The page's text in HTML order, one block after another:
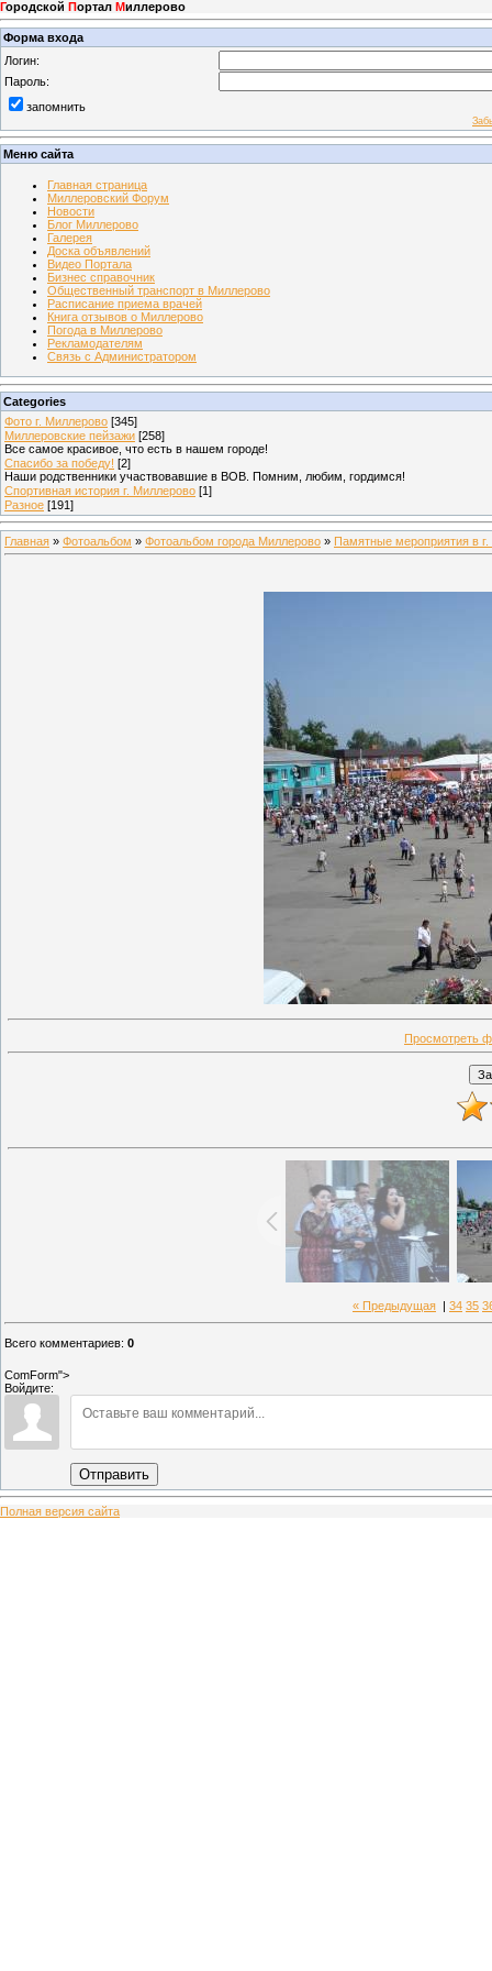
Городской Портал Миллерово
Форма входа
Логин:
Пароль:
запомнить
Меню сайта
Главная страница
Миллеровский Форум
Новости
Блог Миллерово
Галерея
Доска объявлений
Видео Портала
Бизнес справочник
Общественный транспорт в Миллерово
Расписание приема врачей
Книга отзывов о Миллерово
Погода в Миллерово
Рекламодателям
Связь с Администратором
Categories
Фото г. Миллерово [345]
Миллеровские пейзажи [258]
Все самое красивое, что есть в нашем городе!
Спасибо за победу! [2]
Наши родственники участвовавшие в ВОВ. Помним, любим, гордимся!
Спортивная история г. Миллерово [1]
Разное [191]
Главная » Фотоальбом » Фотоальбом города Миллерово » Памятные мероприятия в
Просмотреть
« Предыдущая 34 35
Всего комментариев: 0
ComForm">
Войдите:
Отправить
Полная версия сайта